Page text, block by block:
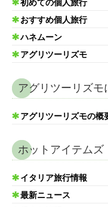
初めての個人旅行
おすすめ個人旅行
ハネムーン
アグリツーリズモ
アグリツーリズモ
アグリツーリズモの概
ホットアイテムズ
イタリア旅行情報
最新ニュース